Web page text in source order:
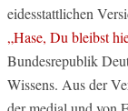
eidesstattlichen
„Hase, Du bleibst
Bundesrepublik
Wissens. Aus der